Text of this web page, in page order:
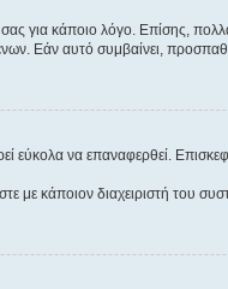
για κάποιο λόγο. Επίσης,
Εάν αυτό συμβαίνει,
να επαναφερθεί.
με κάποιον διαχειριστή του